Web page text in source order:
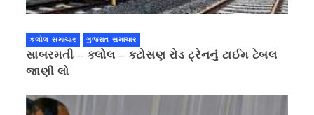
કલોલ સમાચાર ગુજરાત સમાચાર
સાબરમતી – કલોલ – કટોસણ રોડ ટ્રેનનું ટાઈમ ટેબલ
જાણી લો